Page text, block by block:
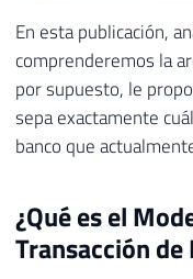
En esta publicación,
comprenderemos la
por supuesto, le
sepa exactamente
banco que
¿Qué es el
Transacción de